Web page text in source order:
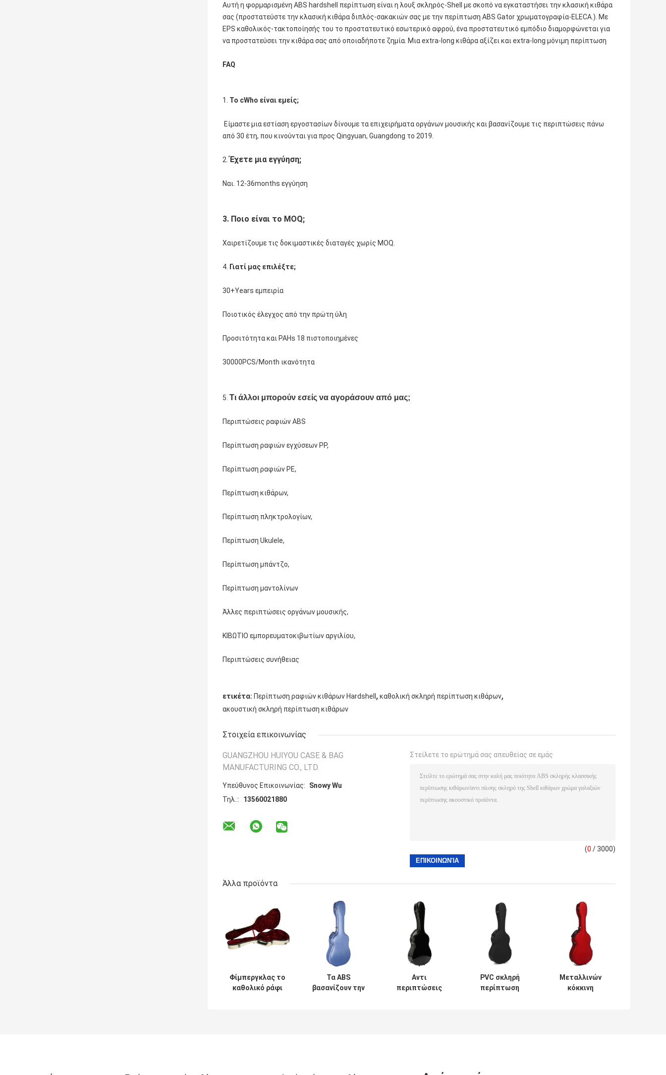
Αυτή η φορμαρισμένη ABS hardshell περίπτωση είναι η λουξ σκληρός-Shell με σκοπό να εγκαταστήσει την κλασική κιθάρα
σας (προστατεύστε την κλασική κιθάρα διπλός-σακακιών σας με την περίπτωση ABS Gator χρωματογραφία-ELECA.). Με
EPS καθολικός-τακτοποίησής του το προστατευτικό εσωτερικό αφρού, ένα προστατευτικό εμπόδιο διαμορφώνεται για
να προστατεύσει την κιθάρα σας από οποιαδήποτε ζημία. Μια extra-long κιθάρα αξίζει και extra-long μόνιμη περίπτωση
FAQ
1. Το cWho είναι εμείς;
Είμαστε μια εστίαση εργοστασίων δίνουμε τα επιχειρήματα οργάνων μουσικής και βασανίζουμε τις περιπτώσεις πάνω
από 30 έτη, που κινούνται για προς Qingyuan, Guangdong το 2019.
2.Έχετε μια εγγύηση;
Ναι. 12-36months εγγύηση
3. Ποιο είναι το MOQ;
Χαιρετίζουμε τις δοκιμαστικές διαταγές χωρίς MOQ.
4. Γιατί μας επιλέξτε;
30+Years εμπειρία
Ποιοτικός έλεγχος από την πρώτη ύλη
Προσιτότητα και PAHs 18 πιστοποιημένες
30000PCS/Month ικανότητα
5. Τι άλλοι μπορούν εσείς να αγοράσουν από μας;
Περιπτώσεις ραφιών ABS
Περίπτωση ραφιών εγχύσεων PP,
Περίπτωση ραφιών PE,
Περίπτωση κιθάρων,
Περίπτωση πληκτρολογίων,
Περίπτωση Ukulele,
Περίπτωση μπάντζο,
Περίπτωση μαντολίνων
Άλλες περιπτώσεις οργάνων μουσικής,
ΚΙΒΩΤΙΟ εμπορευματοκιβωτίων αργιλίου,
Περιπτώσεις συνήθειας
ετικέτα: Περίπτωση ραφιών κιθάρων Hardshell, καθολική σκληρή περίπτωση κιθάρων,
ακουστική σκληρή περίπτωση κιθάρων
Στοιχεία επικοινωνίας
GUANGZHOU HUIYOU CASE & BAG
MANUFACTURING CO., LTD.
Υπεύθυνος Επικοινωνίας:
Snowy Wu
Τηλ.::
13560021880
Στείλετε το ερώτημά σας απευθείας σε εμάς
(0 / 3000)
Άλλα προϊόντα
Φίμπεργκλας το
καθολικό ράφι
Τα ABS
βασανίζουν την
Αντι
περιπτώσεις
PVC σκληρή
περίπτωση
Μεταλλινών
κόκκινη